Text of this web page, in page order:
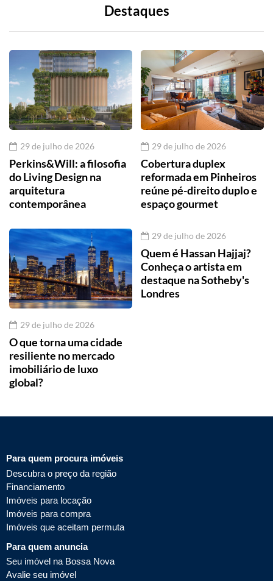
Destaques
29 de julho de 2026
Perkins&Will: a filosofia
do Living Design na
arquitetura
contemporânea
29 de julho de 2026
Cobertura duplex
reformada em Pinheiros
reúne pé-direito duplo e
espaço gourmet
29 de julho de 2026
O que torna uma cidade
resiliente no mercado
imobiliário de luxo
global?
29 de julho de 2026
Quem é Hassan Hajjaj?
Conheça o artista em
destaque na Sotheby's
Londres
Para quem procura imóveis
Descubra o preço da região
Financiamento
Imóveis para locação
Imóveis para compra
Imóveis que aceitam permuta
Para quem anuncia
Seu imóvel na Bossa Nova
Avalie seu imóvel